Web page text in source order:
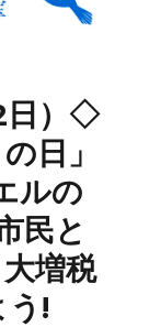
日）◇
日」
ルの
民と
増税
う!